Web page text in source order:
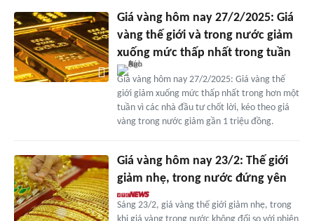
Giá vàng hôm nay 27/2/2025: Giá
vàng thế giới và trong nước giảm
xuống mức thấp nhất trong tuần
Giá vàng hôm nay 27/2/2025: Giá vàng thế
giới giảm xuống mức thấp nhất trong hơn một
tuần vì các nhà đầu tư chốt lời, kéo theo giá
vàng trong nước giảm gần 1 triệu đồng.
Giá vàng hôm nay 23/2: Thế giới
giảm nhẹ, trong nước đứng yên
Sáng 23/2, giá vàng thế giới giảm nhẹ, trong
khi giá vàng trong nước không đổi so với phiên